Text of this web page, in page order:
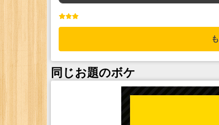
同じお題のボケ